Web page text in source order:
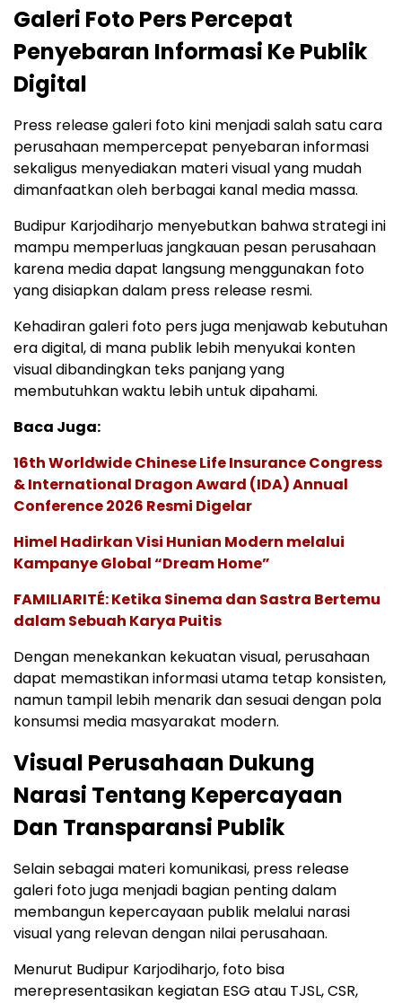
Galeri Foto Pers Percepat
Penyebaran Informasi Ke Publik
Digital
Press release galeri foto kini menjadi salah satu cara
perusahaan mempercepat penyebaran informasi
sekaligus menyediakan materi visual yang mudah
dimanfaatkan oleh berbagai kanal media massa.
Budipur Karjodiharjo menyebutkan bahwa strategi ini
mampu memperluas jangkauan pesan perusahaan
karena media dapat langsung menggunakan foto
yang disiapkan dalam press release resmi.
Kehadiran galeri foto pers juga menjawab kebutuhan
era digital, di mana publik lebih menyukai konten
visual dibandingkan teks panjang yang
membutuhkan waktu lebih untuk dipahami.
Baca Juga:
16th Worldwide Chinese Life Insurance Congress
& International Dragon Award (IDA) Annual
Conference 2026 Resmi Digelar
Himel Hadirkan Visi Hunian Modern melalui
Kampanye Global “Dream Home”
FAMILIARITÉ: Ketika Sinema dan Sastra Bertemu
dalam Sebuah Karya Puitis
Dengan menekankan kekuatan visual, perusahaan
dapat memastikan informasi utama tetap konsisten,
namun tampil lebih menarik dan sesuai dengan pola
konsumsi media masyarakat modern.
Visual Perusahaan Dukung
Narasi Tentang Kepercayaan
Dan Transparansi Publik
Selain sebagai materi komunikasi, press release
galeri foto juga menjadi bagian penting dalam
membangun kepercayaan publik melalui narasi
visual yang relevan dengan nilai perusahaan.
Menurut Budipur Karjodiharjo, foto bisa
merepresentasikan kegiatan ESG atau TJSL, CSR,